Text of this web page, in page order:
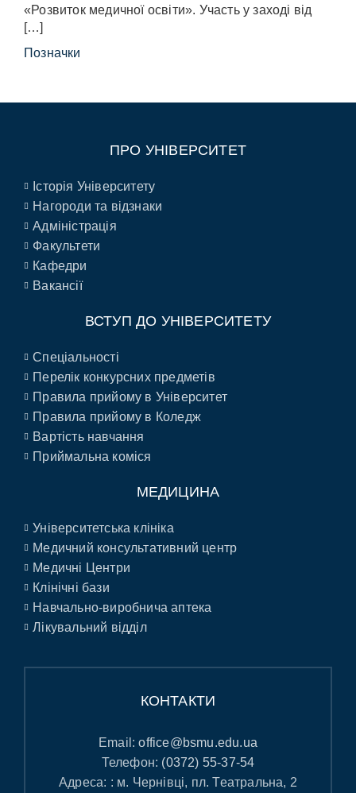
«Розвиток медичної освіти». Участь у заході від
[…]
Позначки
ПРО УНІВЕРСИТЕТ
Історія Університету
Нагороди та відзнаки
Адміністрація
Факультети
Кафедри
Вакансії
ВСТУП ДО УНІВЕРСИТЕТУ
Спеціальності
Перелік конкурсних предметів
Правила прийому в Університет
Правила прийому в Коледж
Вартість навчання
Приймальна коміся
МЕДИЦИНА
Університетська клініка
Медичний консультативний центр
Медичні Центри
Клінічні бази
Навчально-виробнича аптека
Лікувальний відділ
КОНТАКТИ
Email:office@bsmu.edu.ua
Телефон: (0372) 55-37-54
Адреса: : м. Чернівці, пл. Театральна, 2